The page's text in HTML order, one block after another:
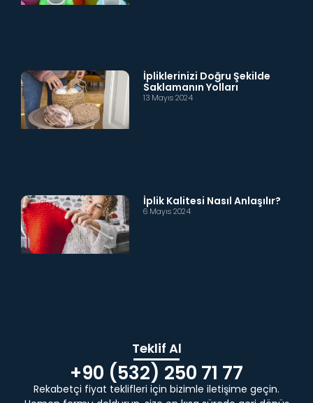
İpliklerinizi Doğru Şekilde
Saklamanın Yolları
13 Mayıs 2024
İplik Kalitesi Nasıl Anlaşılır?
6 Mayıs 2024
Teklif Al
+90 (532) 250 71 77
Rekabetçi fiyat teklifleri için bizimle iletişime geçin.